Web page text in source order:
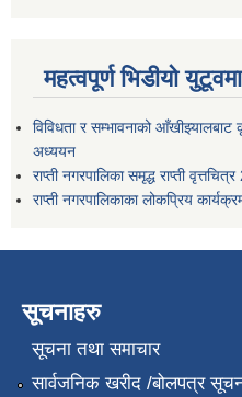
महत्वपूर्ण भिडीयो युटूवमा
विविधता र सम्भावनाको आँखीझ्यालबाट
अध्ययन
राप्ती नगरपालिका समृद्ध राप्ती
राप्ती नगरपालिकाका लोकप्रिय
सूचनाहरु
सूचना तथा समाचार
सार्वजनिक खरीद /बोलपत्र